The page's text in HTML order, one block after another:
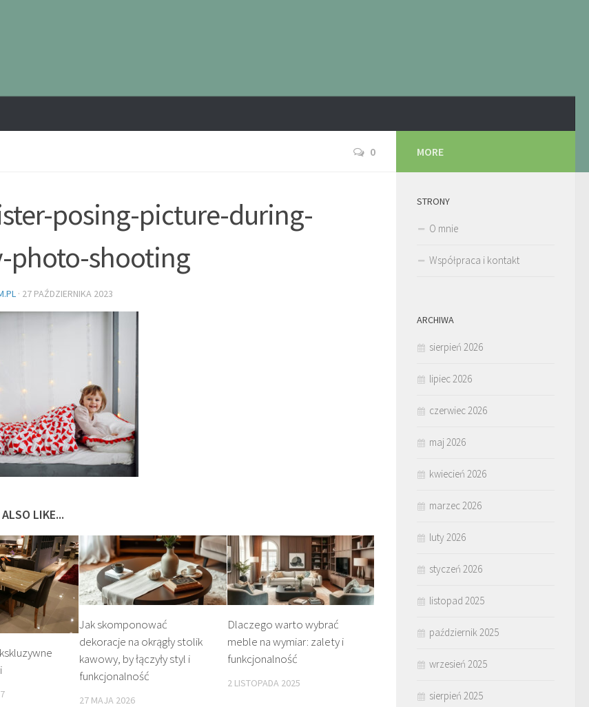
0
posing-picture-during-
photo-shooting
· 27 PAŹDZIERNIKA 2023
LIKE...
Jak skomponować
dekoracje na okrągły stolik
kawowy, by łączyły styl i
funkcjonalność
27 MAJA 2026
Dlaczego warto wybrać
meble na wymiar: zalety i
funkcjonalność
2 LISTOPADA 2025
MORE
STRONY
O mnie
Współpraca i kontakt
ARCHIWA
sierpień 2026
lipiec 2026
czerwiec 2026
maj 2026
kwiecień 2026
marzec 2026
luty 2026
styczeń 2026
listopad 2025
październik 2025
wrzesień 2025
sierpień 2025